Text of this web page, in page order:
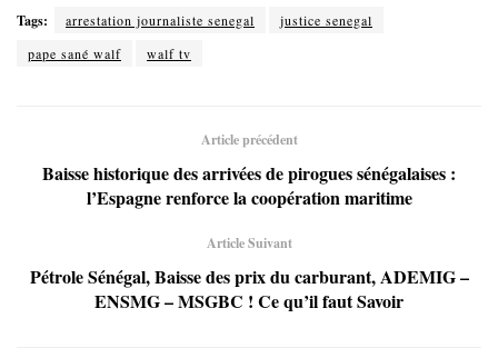
Tags: arrestation journaliste senegal
justice senegal
pape sané walf
walf tv
Article précédent
Baisse historique des arrivées de pirogues sénégalaises :
l’Espagne renforce la coopération maritime
Article Suivant
Pétrole Sénégal, Baisse des prix du carburant, ADEMIG –
ENSMG – MSGBC ! Ce qu’il faut Savoir